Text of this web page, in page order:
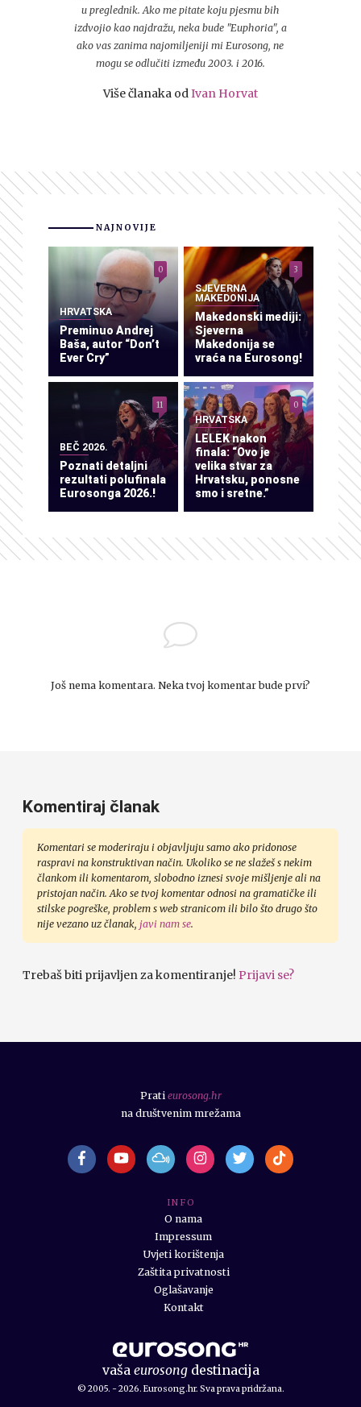
u preglednik. Ako me pitate koju pjesmu bih
izdvojio kao najdražu, neka bude "Euphoria", a
ako vas zanima najomiljeniji mi Eurosong, ne
mogu se odlučiti između 2003. i 2016.
Više članaka od Ivan Horvat
NAJNOVIJE
HRVATSKA
Preminuo Andrej
Baša, autor “Don’t
Ever Cry”
0
SJEVERNA
MAKEDONIJA
Makedonski mediji:
Sjeverna
Makedonija se
vraća na Eurosong!
3
BEČ 2026.
Poznati detaljni
rezultati polufinala
Eurosonga 2026.!
11
HRVATSKA
LELEK nakon
finala: “Ovo je
velika stvar za
Hrvatsku, ponosne
smo i sretne.”
0
Još nema komentara. Neka tvoj komentar bude prvi?
Komentiraj članak
Komentari se moderiraju i objavljuju samo ako pridonose
raspravi na konstruktivan način. Ukoliko se ne slažeš s nekim
člankom ili komentarom, slobodno iznesi svoje mišljenje ali na
pristojan način. Ako se tvoj komentar odnosi na gramatičke ili
stilske pogreške, problem s web stranicom ili bilo što drugo što
nije vezano uz članak, javi nam se.
Trebaš biti prijavljen za komentiranje! Prijavi se?
vaša eurosongdestinacija
© 2005. - 2026. Eurosong.hr. Sva prava pridržana.
I N F O
O nama
Impressum
Uvjeti korištenja
Zaštita privatnosti
Oglašavanje
Kontakt
Prati eurosong.hr
na društvenim mrežama